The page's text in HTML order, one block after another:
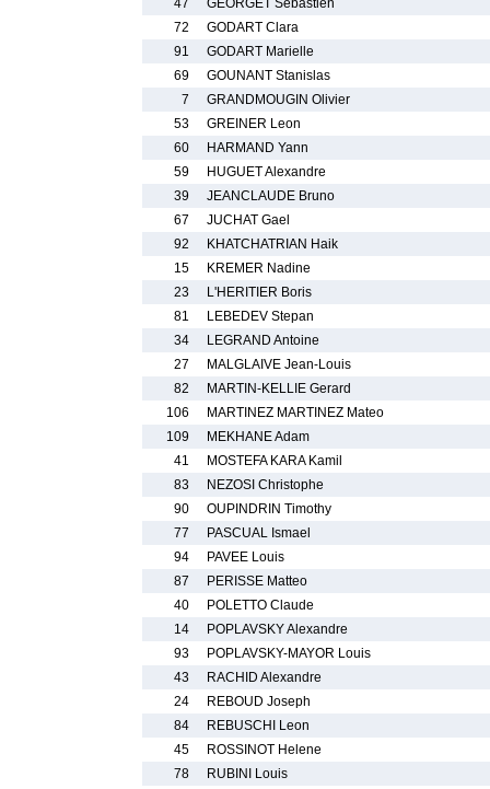
47
GEORGET Sebastien
72
GODART Clara
91
GODART Marielle
69
GOUNANT Stanislas
7
GRANDMOUGIN Olivier
53
GREINER Leon
60
HARMAND Yann
59
HUGUET Alexandre
39
JEANCLAUDE Bruno
67
JUCHAT Gael
92
KHATCHATRIAN Haik
15
KREMER Nadine
23
L'HERITIER Boris
81
LEBEDEV Stepan
34
LEGRAND Antoine
27
MALGLAIVE Jean-Louis
82
MARTIN-KELLIE Gerard
106
MARTINEZ MARTINEZ Mateo
109
MEKHANE Adam
41
MOSTEFA KARA Kamil
83
NEZOSI Christophe
90
OUPINDRIN Timothy
77
PASCUAL Ismael
94
PAVEE Louis
87
PERISSE Matteo
40
POLETTO Claude
14
POPLAVSKY Alexandre
93
POPLAVSKY-MAYOR Louis
43
RACHID Alexandre
24
REBOUD Joseph
84
REBUSCHI Leon
45
ROSSINOT Helene
78
RUBINI Louis